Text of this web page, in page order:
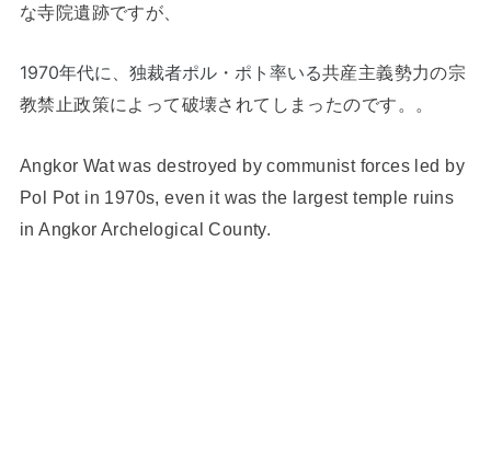
な寺院遺跡ですが、
1970年代に、独裁者ポル・ポト率いる共産主義勢力の宗
教禁止政策によって破壊されてしまったのです。。
Angkor Wat was destroyed by communist forces led by
Pol Pot in 1970s, even it was the largest temple ruins
in Angkor Archelogical County.